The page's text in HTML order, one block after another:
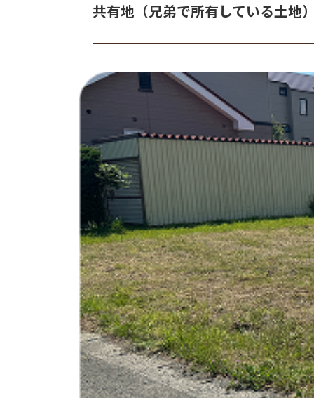
共有地（兄弟で所有している土地